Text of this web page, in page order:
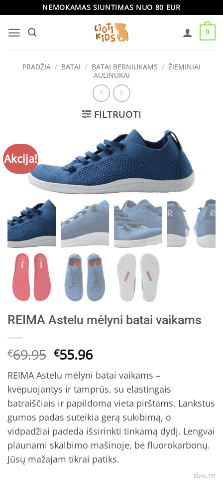
content
NEMOKAMAS SIUNTIMAS NUO 80 EUR
0
PRADŽIA / BATAI / BATAI BERNIUKAMS / ŽIEMINIAI
AULINUKAI
FILTRUOTI
Akcija!
REIMA Astelu mėlyni batai vaikams
€69.95 Original
price
was:
€69.95.
€55.96Current
price
is:
€55.96.
REIMA Astelu mėlyni batai vaikams –
kvėpuojantys ir tamprūs, su elastingais
batraiščiais ir papildoma vieta pirštams. Lankstus
gumos padas suteikia gerą sukibimą, o
vidpadžiai padeda išsirinkti tinkamą dydį. Lengvai
plaunami skalbimo mašinoje, be fluorokarbonų.
Jūsų mažajam tikrai patiks.
IŠVALYTI